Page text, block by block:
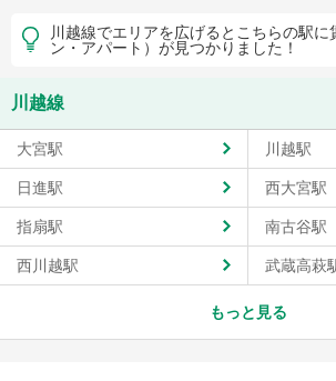
川越線でエリアを広げるとこちらの駅に
ン・アパート）が見つかりました！
川越線
大宮駅 川越駅
日進駅 西大宮駅
指扇駅 南古谷駅
西川越駅 武蔵高萩
もっと見る